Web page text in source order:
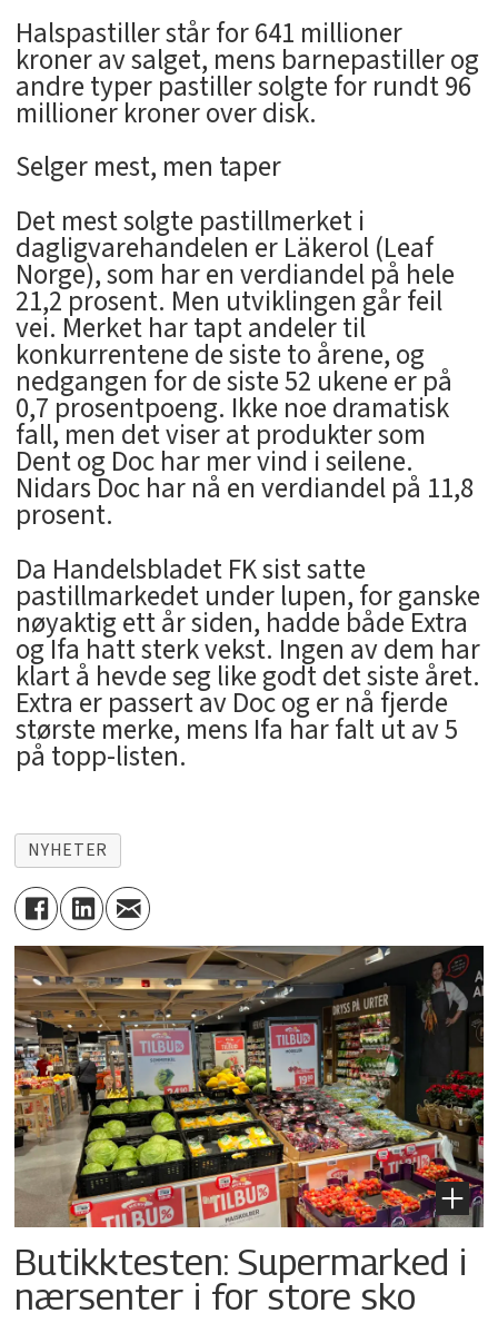
Halspastiller står for 641 millioner
kroner av salget, mens barnepastiller og
andre typer pastiller solgte for rundt 96
millioner kroner over disk.
Selger mest, men taper
Det mest solgte pastillmerket i
dagligvarehandelen er Läkerol (Leaf
Norge), som har en verdiandel på hele
21,2 prosent. Men utviklingen går feil
vei. Merket har tapt andeler til
konkurrentene de siste to årene, og
nedgangen for de siste 52 ukene er på
0,7 prosentpoeng. Ikke noe dramatisk
fall, men det viser at produkter som
Dent og Doc har mer vind i seilene.
Nidars Doc har nå en verdiandel på 11,8
prosent.
Da Handelsbladet FK sist satte
pastillmarkedet under lupen, for ganske
nøyaktig ett år siden, hadde både Extra
og Ifa hatt sterk vekst. Ingen av dem har
klart å hevde seg like godt det siste året.
Extra er passert av Doc og er nå fjerde
største merke, mens Ifa har falt ut av 5
på topp-listen.
NYHETER
Butikktesten: Supermarked i
nærsenter i for store sko